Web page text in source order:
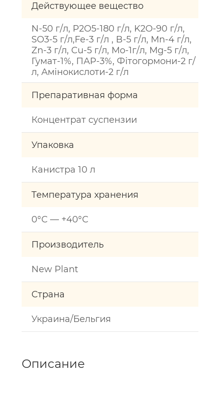
Действующее вещество
N-50 г/л, P2O5-180 г/л, K2O-90 г/л,
SO3-5 г/л,Fe-3 г/л , B-5 г/л, Mn-4 г/л,
Zn-3 г/л, Cu-5 г/л, Mo-1г/л, Mg-5 г/л,
Гумат-1%, ПАР-3%, Фітогормони-2 г/
л, Амінокислоти-2 г/л
Препаративная форма
Концентрат суспензии
Упаковка
Канистра 10 л
Температура хранения
0°С — +40°С
Производитель
New Plant
Страна
Украина/Бельгия
Описание